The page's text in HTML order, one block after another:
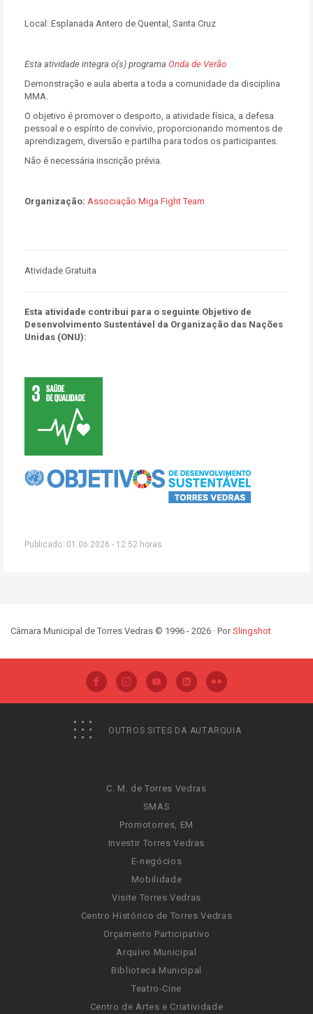
Local: Esplanada Antero de Quental, Santa Cruz
Esta atividade integra o(s) programa Onda de Verão
Demonstração e aula aberta a toda a comunidade da disciplina
MMA.
O objetivo é promover o desporto, a atividade física, a defesa
pessoal e o espírito de convívio, proporcionando momentos de
aprendizagem, diversão e partilha para todos os participantes.
Não é necessária inscrição prévia.
Organização: Associação Miga Fight Team
Atividade Gratuita
Esta atividade contribui para o seguinte Objetivo de
Desenvolvimento Sustentável da Organização das Nações
Unidas (ONU):
Publicado: 01.06.2026 - 12:52 horas
Câmara Municipal de Torres Vedras © 1996 - 2026 · PorSlingshot
OUTROS SITES DA AUTARQUIA
C. M. de Torres Vedras
SMAS
Promotorres, EM
Investir Torres Vedras
E-negócios
Mobilidade
Visite Torres Vedras
Centro Histórico de Torres Vedras
Orçamento Participativo
Arquivo Municipal
Biblioteca Municipal
Teatro-Cine
Centro de Artes e Criatividade